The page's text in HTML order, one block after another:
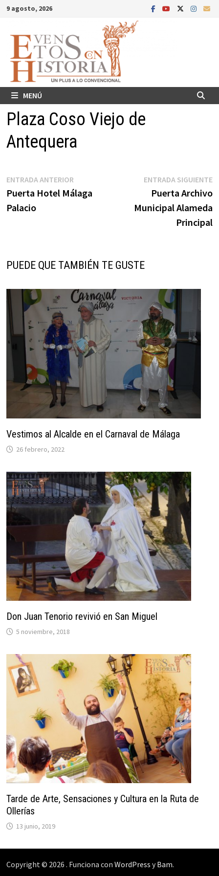
Saltar
contenido
9 agosto, 2026
MENÚ
Plaza Coso Viejo de
Antequera
Navegación
de
ENTRADA ANTERIOREntrada
anterior:
Puerta Hotel Málaga
Palacio
ENTRADA SIGUIENTE
Puerta Archivo
Municipal Alameda
Principal
PUEDE QUE TAMBIÉN TE GUSTE
Vestimos al Alcalde en el Carnaval de Málaga
26 febrero, 2022
Don Juan Tenorio revivió en San Miguel
5 noviembre, 2018
Tarde de Arte, Sensaciones y Cultura en la Ruta de
Ollerías
13 junio, 2019
Copyright © 2026 . Funciona con WordPress yBam.